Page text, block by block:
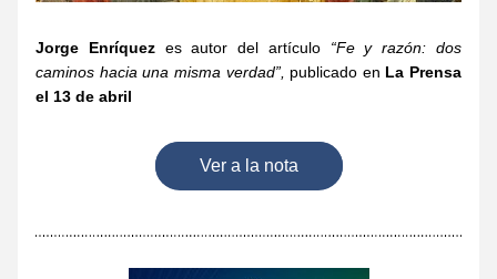
Jorge Enríquez es autor del artículo “Fe y razón: dos
caminos hacia una misma verdad”, publicado en La Prensa
el 13 de abril
Ver a la nota